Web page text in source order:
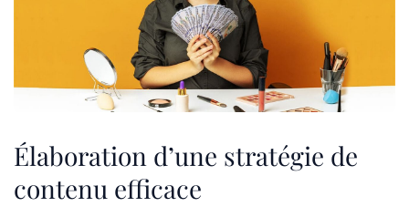
Élaboration d’une stratégie de
contenu efficace